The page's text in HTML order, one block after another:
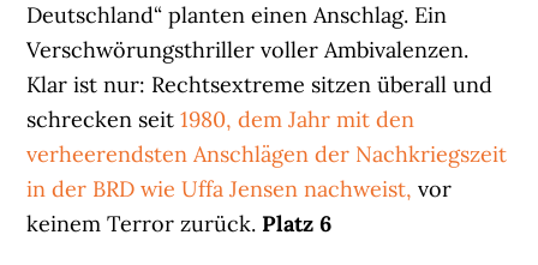
Deutschland“ planten einen Anschlag. Ein
Verschwörungsthriller voller Ambivalenzen.
Klar ist nur: Rechtsextreme sitzen überall und
schrecken seit1980, dem Jahr mit den
verheerendsten Anschlägen der Nachkriegszeit
in der BRD wie Uffa Jensen nachweist,vor
keinem Terror zurück.Platz 6